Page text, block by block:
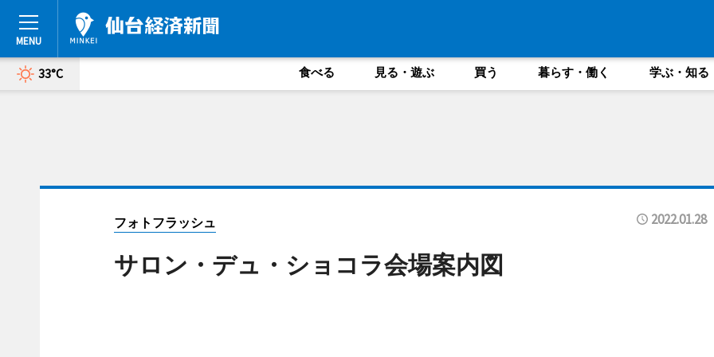
33°C 食べる 見る・遊ぶ 買う 暮らす・働く 学ぶ・知る
フォトフラッシュ 2022.01.28
サロン・デュ・ショコラ会場案内図